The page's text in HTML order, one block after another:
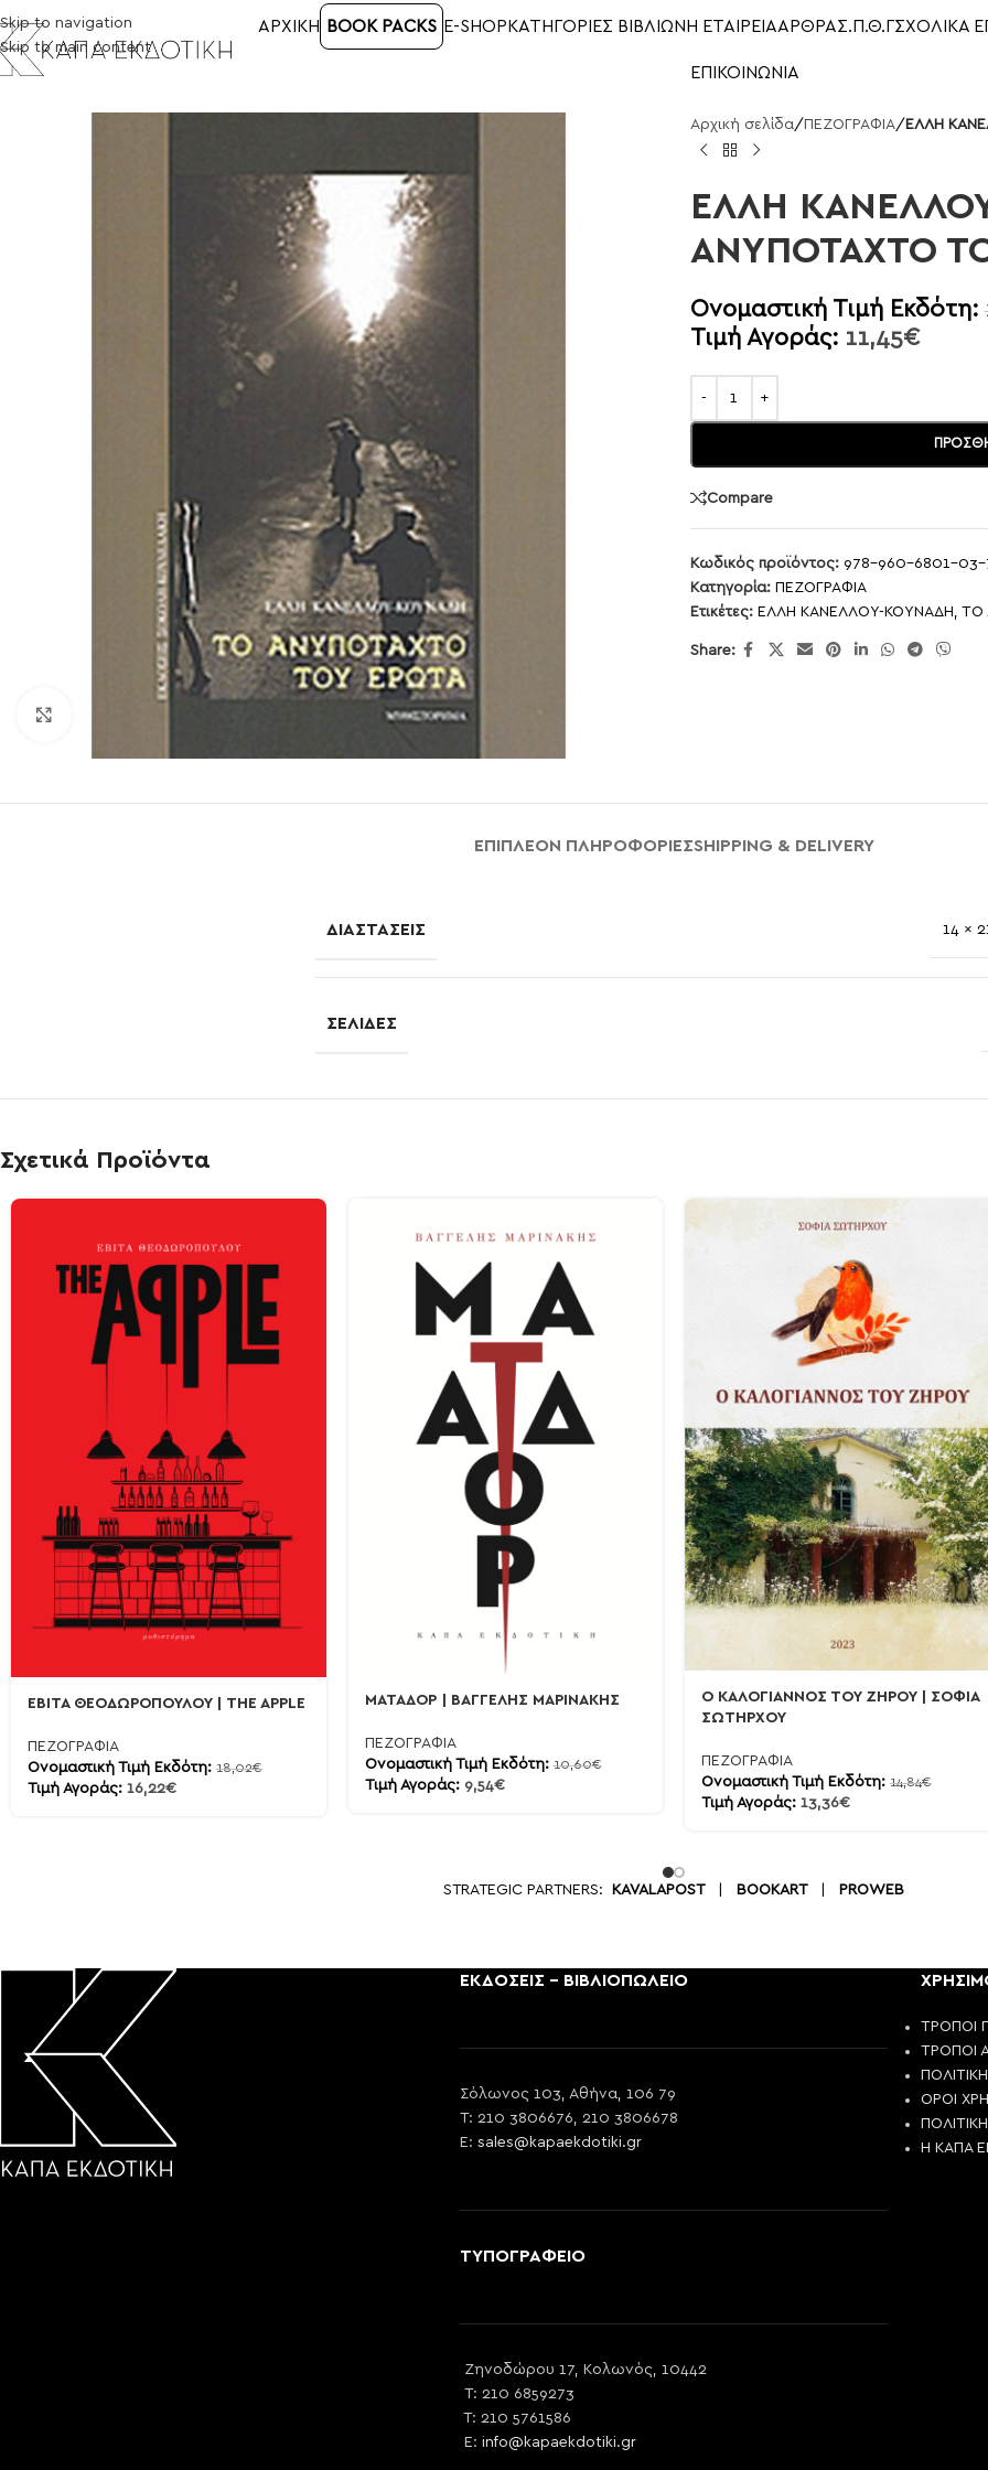
Skip to navigation
Skip to main content
ΑΡΧΙΚΉ BOOK PACKS E-SHOP ΚΑΤΗΓΟΡΙΕΣ ΒΙΒΛΙΩΝ Η ΕΤΑΙΡΕΙΑΑΡΘΡΑΣ.Π.Θ.ΓΣΧΟΛΙΚΑ
ΕΠΙΚΟΙΝΩΝΙΑ
Αρχική σελίδα/ ΠΕΖΟΓΡΑΦΙΑ/ ΕΛΛΗ
ΕΛΛΗ
ΑΝΥΠΟΤΑΧΤΟ
Ονομαστική Τιμή Εκδότη:
Τιμή Αγοράς: 11,45€
Compare
Κωδικός προϊόντος: 978-960-6801-03-
Κατηγορία: ΠΕΖΟΓΡΑΦΙΑ
Ετικέτες: ΕΛΛΗ ΚΑΝΕΛΛΟΥ-ΚΟΥΝΑΔΗ , ΤΟ
Share:
ΕΠΙΠΛΈΟΝ ΠΛΗΡΟΦΟΡΊΕΣSHIPPING & DELIVERY
ΔΙΑΣΤΆΣΕΙΣ 14 ×
ΣΕΛΊΔΕΣ
Σχετικά Προϊόντα
ΕΒΙΤΑ ΘΕΟΔΩΡΟΠΟΥΛΟΥ | THE APPLE
ΠΕΖΟΓΡΑΦΙΑ
Ονομαστική Τιμή Εκδότη: 18,02€
Τιμή Αγοράς: 16,22€
ΜΑΤΑΔΟΡ | ΒΑΓΓΕΛΗΣ ΜΑΡΙΝΑΚΗΣ
ΠΕΖΟΓΡΑΦΙΑ
Ονομαστική Τιμή Εκδότη:10,60€
Τιμή Αγοράς: 9,54€
Ο ΚΑΛΟΓΙΑΝΝΟΣ ΤΟΥ ΖΗΡΟΥ | ΣΟΦΙΑ
ΣΩΤΗΡΧΟΥ
ΠΕΖΟΓΡΑΦΙΑ
Ονομαστική Τιμή Εκδότη: 14,84€
Τιμή Αγοράς: 13,36€
STRATEGIC PARTNERS: KAVALAPOST| BOOKART| PROWEB
ΕΚΔΟΣΕΙΣ - ΒΙΒΛΙΟΠΩΛΕΙΟ
Σόλωνος 103, Αθήνα, 106 79
T: 210 3806676, 210 3806678
E:sales@kapaekdotiki.gr
ΤΥΠΟΓΡΑΦΕΙΟ
Ζηνοδώρου 17, Κολωνός, 10442
T: 210 6859273
T: 210 5761586
E:info@kapaekdotiki.gr
ΤΡΟΠΟΙ
ΤΡΟΠΟΙ
ΟΡΟΙ
Η ΚΑΠΑ